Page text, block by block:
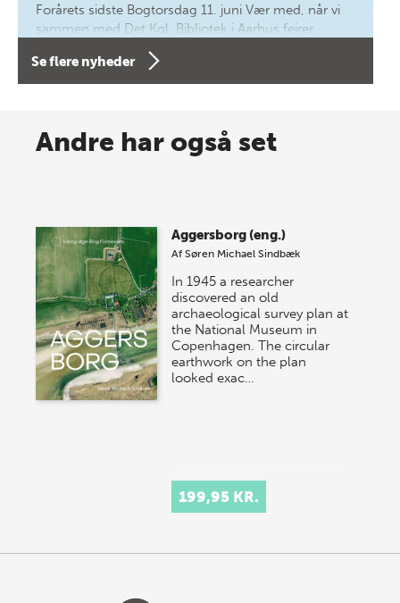
Forårets sidste Bogtorsdag 11. juni Vær med, når vi
sammen med Det Kgl. Bibliotek i Aarhus fejrer
forfatterne bag vores nyes…
Spar op til 70% til sommer-
onsdag den 10. j…
Se flere nyheder
Andre har også set
Aggersborg (eng.)
AfSøren Michael Sindbæk
In 1945 a researcher
discovered an old
archaeological survey plan at
the National Museum in
Copenhagen. The circular
earthwork on the plan
looked exac…
199,95 KR.